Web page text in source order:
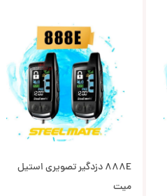
888E دزدگیر تصویری استیل
میت